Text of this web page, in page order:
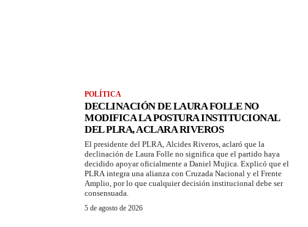
POLÍTICA
DECLINACIÓN DE LAURA FOLLE NO
MODIFICA LA POSTURA INSTITUCIONAL
DEL PLRA, ACLARA RIVEROS
El presidente del PLRA, Alcides Riveros, aclaró que la
declinación de Laura Folle no significa que el partido haya
decidido apoyar oficialmente a Daniel Mujica. Explicó que el
PLRA integra una alianza con Cruzada Nacional y el Frente
Amplio, por lo que cualquier decisión institucional debe ser
consensuada.
5 de agosto de 2026